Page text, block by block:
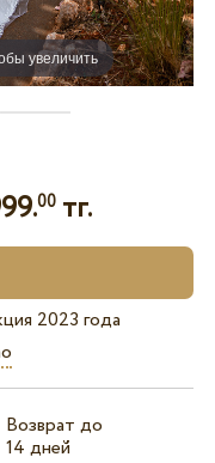
увеличить
00тг.
2023 года
Возврат до
14 дней